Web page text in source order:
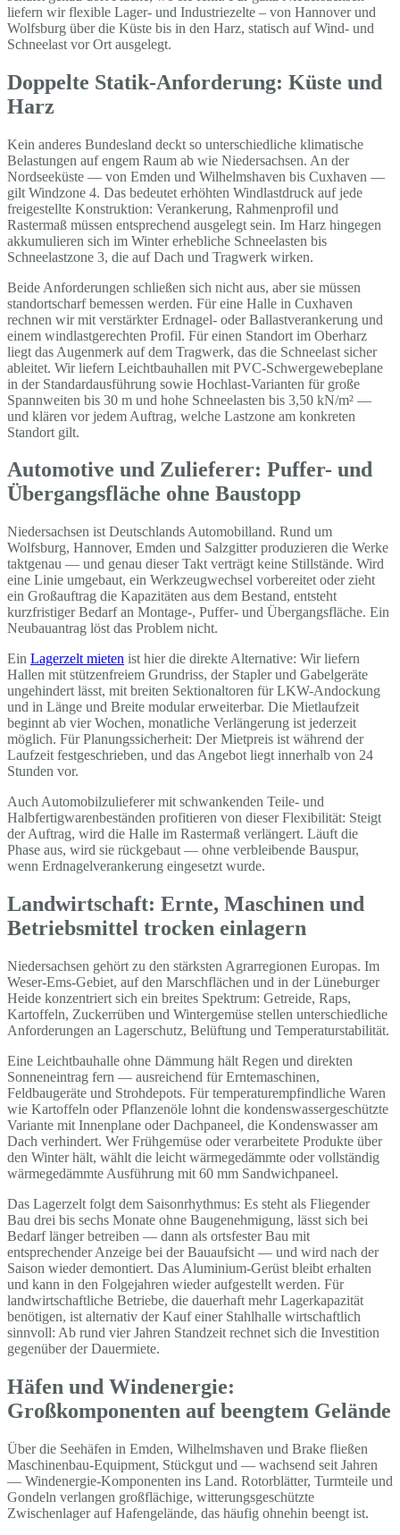
liefern wir flexible Lager- und Industriezelte – von Hannover und
Wolfsburg über die Küste bis in den Harz, statisch auf Wind- und
Schneelast vor Ort ausgelegt.
Doppelte Statik-Anforderung: Küste und
Harz
Kein anderes Bundesland deckt so unterschiedliche klimatische
Belastungen auf engem Raum ab wie Niedersachsen. An der
Nordseeküste — von Emden und Wilhelmshaven bis Cuxhaven —
gilt Windzone 4. Das bedeutet erhöhten Windlastdruck auf jede
freigestellte Konstruktion: Verankerung, Rahmenprofil und
Rastermaß müssen entsprechend ausgelegt sein. Im Harz hingegen
akkumulieren sich im Winter erhebliche Schneelasten bis
Schneelastzone 3, die auf Dach und Tragwerk wirken.
Beide Anforderungen schließen sich nicht aus, aber sie müssen
standortscharf bemessen werden. Für eine Halle in Cuxhaven
rechnen wir mit verstärkter Erdnagel- oder Ballastverankerung und
einem windlastgerechten Profil. Für einen Standort im Oberharz
liegt das Augenmerk auf dem Tragwerk, das die Schneelast sicher
ableitet. Wir liefern Leichtbauhallen mit PVC-Schwergewebeplane
in der Standardausführung sowie Hochlast-Varianten für große
Spannweiten bis 30 m und hohe Schneelasten bis 3,50 kN/m² —
und klären vor jedem Auftrag, welche Lastzone am konkreten
Standort gilt.
Automotive und Zulieferer: Puffer- und
Übergangsfläche ohne Baustopp
Niedersachsen ist Deutschlands Automobilland. Rund um
Wolfsburg, Hannover, Emden und Salzgitter produzieren die Werke
taktgenau — und genau dieser Takt verträgt keine Stillstände. Wird
eine Linie umgebaut, ein Werkzeugwechsel vorbereitet oder zieht
ein Großauftrag die Kapazitäten aus dem Bestand, entsteht
kurzfristiger Bedarf an Montage-, Puffer- und Übergangsfläche. Ein
Neubauantrag löst das Problem nicht.
Ein Lagerzelt mieten ist hier die direkte Alternative: Wir liefern
Hallen mit stützenfreiem Grundriss, der Stapler und Gabelgeräte
ungehindert lässt, mit breiten Sektionaltoren für LKW-Andockung
und in Länge und Breite modular erweiterbar. Die Mietlaufzeit
beginnt ab vier Wochen, monatliche Verlängerung ist jederzeit
möglich. Für Planungssicherheit: Der Mietpreis ist während der
Laufzeit festgeschrieben, und das Angebot liegt innerhalb von 24
Stunden vor.
Auch Automobilzulieferer mit schwankenden Teile- und
Halbfertigwarenbeständen profitieren von dieser Flexibilität: Steigt
der Auftrag, wird die Halle im Rastermaß verlängert. Läuft die
Phase aus, wird sie rückgebaut — ohne verbleibende Bauspur,
wenn Erdnagelverankerung eingesetzt wurde.
Landwirtschaft: Ernte, Maschinen und
Betriebsmittel trocken einlagern
Niedersachsen gehört zu den stärksten Agrarregionen Europas. Im
Weser-Ems-Gebiet, auf den Marschflächen und in der Lüneburger
Heide konzentriert sich ein breites Spektrum: Getreide, Raps,
Kartoffeln, Zuckerrüben und Wintergemüse stellen unterschiedliche
Anforderungen an Lagerschutz, Belüftung und Temperaturstabilität.
Eine Leichtbauhalle ohne Dämmung hält Regen und direkten
Sonneneintrag fern — ausreichend für Erntemaschinen,
Feldbaugeräte und Strohdepots. Für temperaturempfindliche Waren
wie Kartoffeln oder Pflanzenöle lohnt die kondenswassergeschützte
Variante mit Innenplane oder Dachpaneel, die Kondenswasser am
Dach verhindert. Wer Frühgemüse oder verarbeitete Produkte über
den Winter hält, wählt die leicht wärmegedämmte oder vollständig
wärmegedämmte Ausführung mit 60 mm Sandwichpaneel.
Das Lagerzelt folgt dem Saisonrhythmus: Es steht als Fliegender
Bau drei bis sechs Monate ohne Baugenehmigung, lässt sich bei
Bedarf länger betreiben — dann als ortsfester Bau mit
entsprechender Anzeige bei der Bauaufsicht — und wird nach der
Saison wieder demontiert. Das Aluminium-Gerüst bleibt erhalten
und kann in den Folgejahren wieder aufgestellt werden. Für
landwirtschaftliche Betriebe, die dauerhaft mehr Lagerkapazität
benötigen, ist alternativ der Kauf einer Stahlhalle wirtschaftlich
sinnvoll: Ab rund vier Jahren Standzeit rechnet sich die Investition
gegenüber der Dauermiete.
Häfen und Windenergie:
Großkomponenten auf beengtem Gelände
Über die Seehäfen in Emden, Wilhelmshaven und Brake fließen
Maschinenbau-Equipment, Stückgut und — wachsend seit Jahren
— Windenergie-Komponenten ins Land. Rotorblätter, Turmteile und
Gondeln verlangen großflächige, witterungsgeschützte
Zwischenlager auf Hafengelände, das häufig ohnehin beengt ist.